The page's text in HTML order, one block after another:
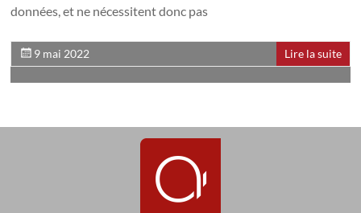
données, et ne nécessitent donc pas
9 mai 2022 Lire la suite